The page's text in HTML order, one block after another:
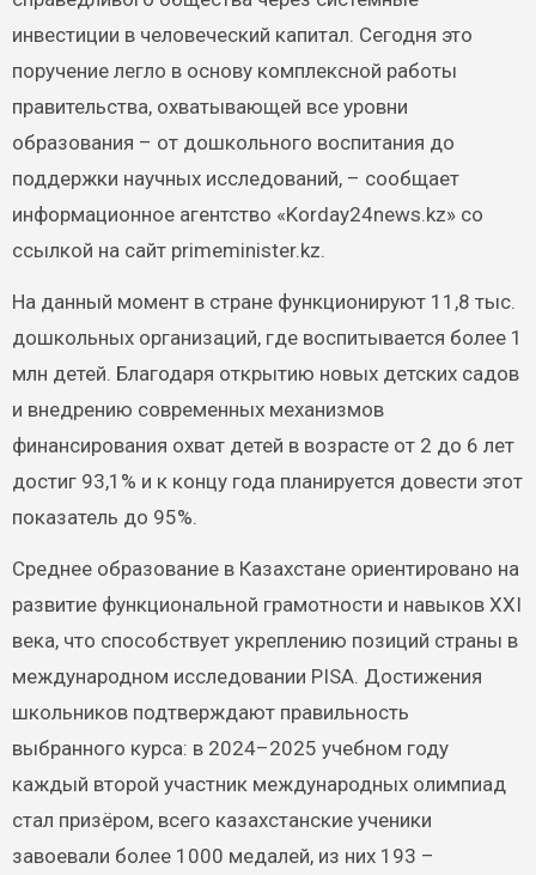
инвестиции в человеческий капитал. Сегодня это
поручение легло в основу комплексной работы
правительства, охватывающей все уровни
образования – от дошкольного воспитания до
поддержки научных исследований, – сообщает
информационное агентство «Korday24news.kz» со
ссылкой на сайт primeminister.kz.
На данный момент в стране функционируют 11,8 тыс.
дошкольных организаций, где воспитывается более 1
млн детей. Благодаря открытию новых детских садов
и внедрению современных механизмов
финансирования охват детей в возрасте от 2 до 6 лет
достиг 93,1% и к концу года планируется довести этот
показатель до 95%.
Среднее образование в Казахстане ориентировано на
развитие функциональной грамотности и навыков XXI
века, что способствует укреплению позиций страны в
международном исследовании PISA. Достижения
школьников подтверждают правильность
выбранного курса: в 2024–2025 учебном году
каждый второй участник международных олимпиад
стал призёром, всего казахстанские ученики
завоевали более 1000 медалей, из них 193 –